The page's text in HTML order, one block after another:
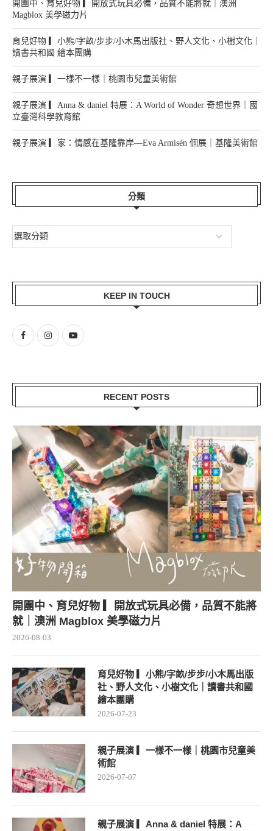
開團中、育兒好物 ▎開放式玩具必備，品質不能將就｜澳洲
Magblox 美學磁力片
育兒好物 ▎小熊/字畝/步步/小木馬出版社、野人文化、小樹文化｜
讀書共和國 繪本團購
親子展演 ▎一樣不一樣｜桃園市兒童美術館
親子展演 ▎Anna & daniel 特展：A World of Wonder 奇想世界｜國
立臺灣科學教育館
親子展演 ▎家：情感在基隆靠岸—Eva Armisén 個展｜基隆美術館
分類
KEEP IN TOUCH
RECENT POSTS
開團中、育兒好物 ▎開放式玩具必備，品質不能將
就｜澳洲 Magblox 美學磁力片
2026-08-03
育兒好物 ▎小熊/字畝/步步/小木馬出版
社、野人文化、小樹文化｜讀書共和國
繪本團購
2026-07-23
親子展演 ▎一樣不一樣｜桃園市兒童美
術館
2026-07-07
親子展演 ▎Anna & daniel 特展：A